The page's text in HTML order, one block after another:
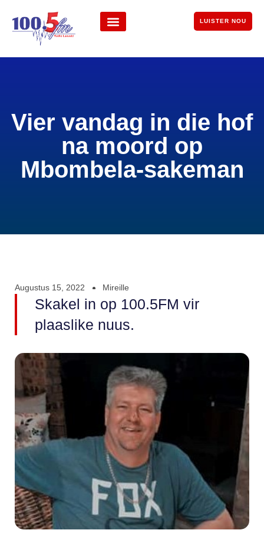
LUISTER NOU
Vier vandag in die hof
na moord op
Mbombela-sakeman
Augustus 15, 2022 Mireille
Skakel in op 100.5FM vir
plaaslike nuus.